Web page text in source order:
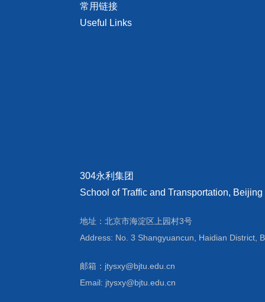
常用链接
Useful Links
304永利集团
School of Traffic and Transportation,
地址：北京市海淀区上园村3号
Address: No. 3 Shangyuancun, Haidian District,
邮箱：jtysxy@bjtu.edu.cn
Email: jtysxy@bjtu.edu.cn